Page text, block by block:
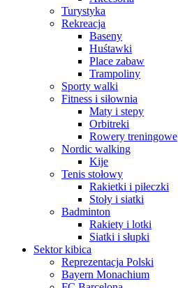
Turystyka
Rekreacja
Baseny
Huśtawki
Place zabaw
Trampoliny
Sporty walki
Fitness i siłownia
Maty i stepy
Orbitreki
Rowery treningowe
Nordic walking
Kije
Tenis stołowy
Rakietki i piłeczki
Stoły i siatki
Badminton
Rakiety i lotki
Siatki i słupki
Sektor kibica
Reprezentacja Polski
Bayern Monachium